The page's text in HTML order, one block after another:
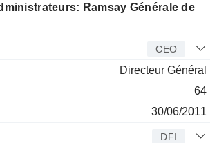
Ramsay Générale de
CEO
Directeur Général
64
30/06/2011
DFI